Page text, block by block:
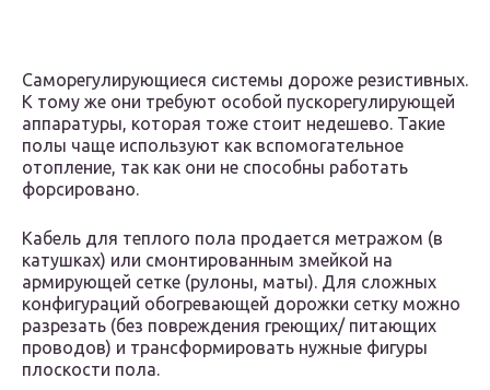
Саморегулирующиеся системы дороже резистивных.
К тому же они требуют особой пускорегулирующей
аппаратуры, которая тоже стоит недешево. Такие
полы чаще используют как вспомогательное
отопление, так как они не способны работать
форсировано.
Кабель для теплого пола продается метражом (в
катушках) или смонтированным змейкой на
армирующей сетке (рулоны, маты). Для сложных
конфигураций обогревающей дорожки сетку можно
разрезать (без повреждения греющих/ питающих
проводов) и трансформировать нужные фигуры
плоскости пола.